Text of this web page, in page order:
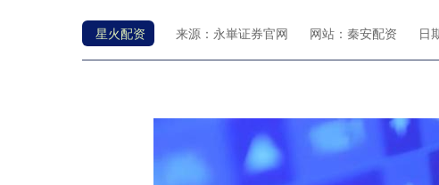
星火配资 来源：永崋证券官网 网站：秦安配资 日